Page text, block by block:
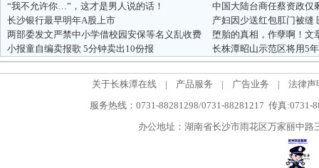
“我不允许你…”，这才是男人说的话！
长沙银行最早明年A股上市
产妇因少送红包肛门被缝
两部委发文严禁中小学借校园安保等名义乱收费
小报童自编卖报歌 5分钟卖出10份报
长株潭昭山示范区将用5
关于长株潭在线 | 产品服务 | 广告业务 |
法律声
服务热线：0731-88281298/0731-88281217 传真:0731-
办公地址：湖南省长沙市雨花区万家丽中